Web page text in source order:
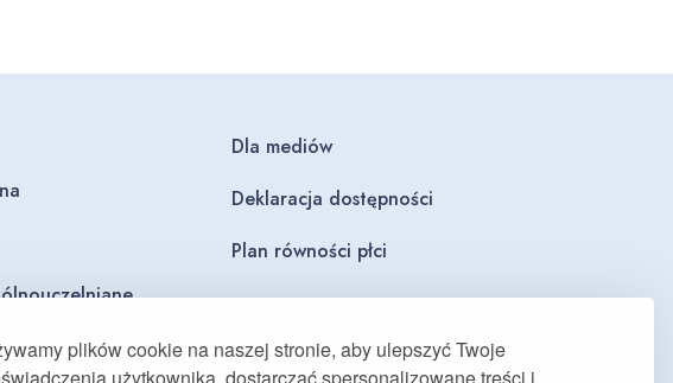
plików cookie na naszej stronie, aby ulepszyć Twoje
Dla mediów
Deklaracja dostępności
Plan równości płci